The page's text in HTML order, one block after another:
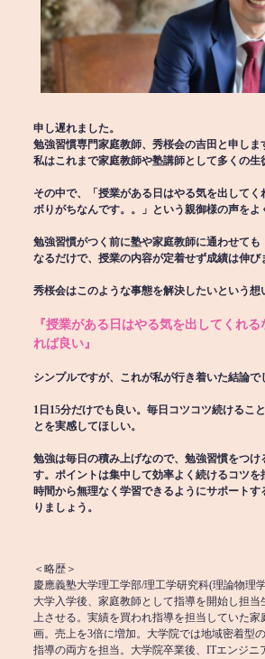
申し遅れました。
勉強習慣専門家庭教師、秀桜会の吉田と申しま
私はこれまで家庭教師や塾講師として多くの生
その中で、「授業がある日はやる気を出して
ボりがちなんです。。」という親御様の声をよ
勉強習慣がつく前に塾や家庭教師に通わせても
なるだけで、授業の内容が定着せず成績は伸び
秀桜会はこのような事態を解決したいという想
『授業がある日はやる気を出してくれ
れば良い』
シンプルですが、これが私が行き着いた結論で
1日15分だけでも良い。毎日コツコツ続けるこ
とを実感してほしい。
勉強は毎日の積み上げなので、勉強習慣をつけ
す。ポイントは集中して効率よく続けるコツを
時間から無理なく学習できるようにサポートす
りましょう。
＜略歴＞
慶應義塾大学理工学部/理工学研究科(理論物理
大学入学後、家庭教師として指導を開始し担当
上させる。実績を買われ指導を担当していた家
画。売上を3倍に増加。大学院では地域密着型
指導の両方を担当。大学院卒業後、ITエンジニ